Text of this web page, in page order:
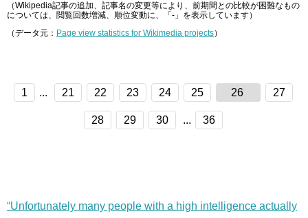
（Wikipedia記事の追加、記事名の変更等により、前期間との比較が困難なもの
については、閲覧回数増減、順位変動に、「-」を表示しています）
（データ元： Page view statistics for Wikimedia projects）
1 ... 21 22 23 24 25 26 27
28 29 30 ... 36
“Unfortunately many people with a high intelligence actually